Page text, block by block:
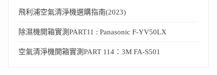
飛利浦空氣清淨機選購指南(2023)
除濕機開箱實測PART11 : Panasonic F-YV50LX
空氣清淨機開箱實測PART 114：3M FA-S501